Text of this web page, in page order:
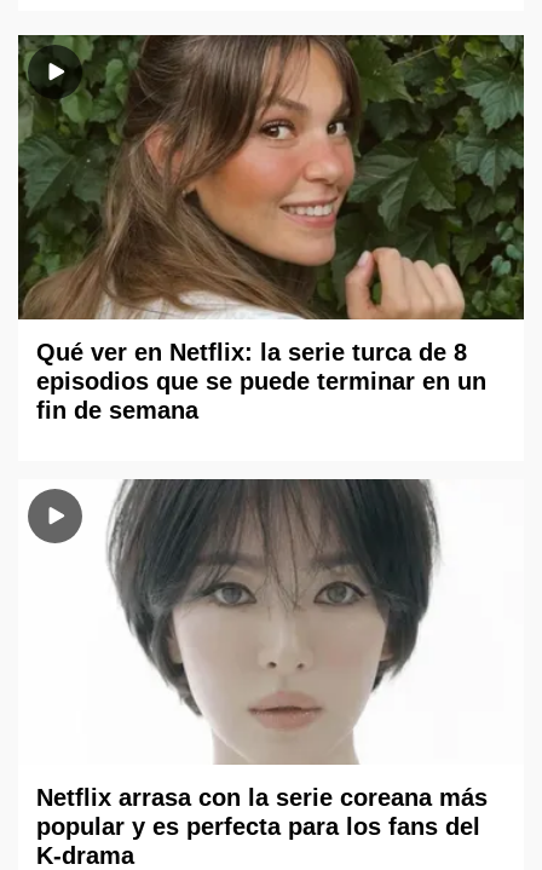
Qué ver en Netflix: la serie turca de 8
episodios que se puede terminar en un
fin de semana
Netflix arrasa con la serie coreana más
popular y es perfecta para los fans del
K-drama